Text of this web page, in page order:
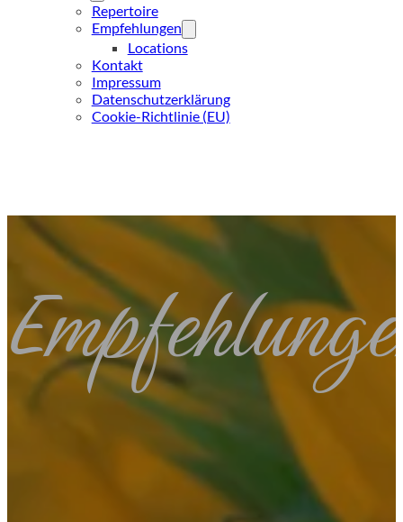
Repertoire
Empfehlungen
Locations
Kontakt
Impressum
Datenschutzerklärung
Cookie-Richtlinie (EU)